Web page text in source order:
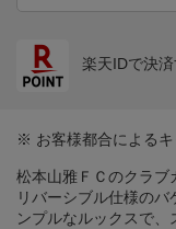
楽天IDで決済
※ お客様都合によるキ
松本山雅ＦＣのクラブ
リバーシブル仕様の
ンプルなルックスで